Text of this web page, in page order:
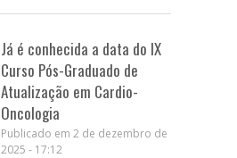
Já é conhecida a data do IX
Curso Pós-Graduado de
Atualização em Cardio-
Oncologia
Publicado em 2 de dezembro de
2025 - 17:12